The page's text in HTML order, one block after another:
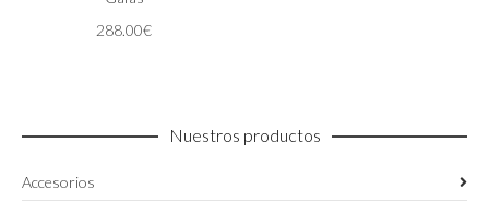
producto
288.00€
Nuestros productos
Accesorios